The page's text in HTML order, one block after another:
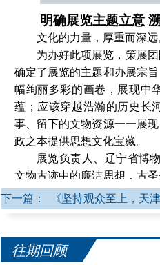
明确展览主题立意
文化的力量，厚重而深远
为办好此项展览，策展
确定了展览的主题和办展宗
幅绚丽多彩的画卷，展现中
蕴；应该穿越浩瀚的历史长
事、留下的文物资源一一展
政之本提供思想文化宝藏。
展览负责人、辽宁省博
文物古迹中的廉洁思想，古
国历史上的廉洁文化，是中
究和阐释文物的文化价值，
感受廉洁文化。”
在序言部分，展览以“说
下一篇： 《坚持观众至上，天
往期回顾